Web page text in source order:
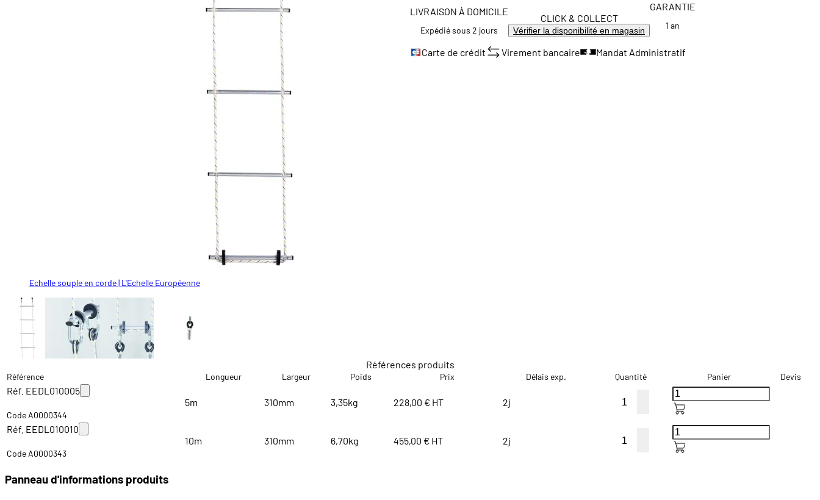
Echelle souple en corde | L'Echelle Européenne
Livrée avec mousquetons
Corde polyamide Ø 10,5 mm
Echelle souple en corde | L'Echelle Européenne
LIVRAISON À DOMICILE
Expédié sous 2 jours
CLICK & COLLECT
Vérifier la disponibilité en magasin
GARANTIE
1 an
Carte de crédit Virement bancaire Mandat Administratif
Références produits
Référence Longueur Largeur Poids Prix Délais exp. Quantité Panier Devis
Réf. EEDL010005
Code A0000344
5m 310mm 3,35kg 228,00 € HT 2j
Réf. EEDL010010
Code A0000343
10m 310mm 6,70kg 455,00 € HT 2j
Panneau d'informations produits